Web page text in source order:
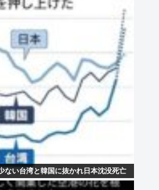
ない台湾と韓国に抜かれ日本沈没死亡